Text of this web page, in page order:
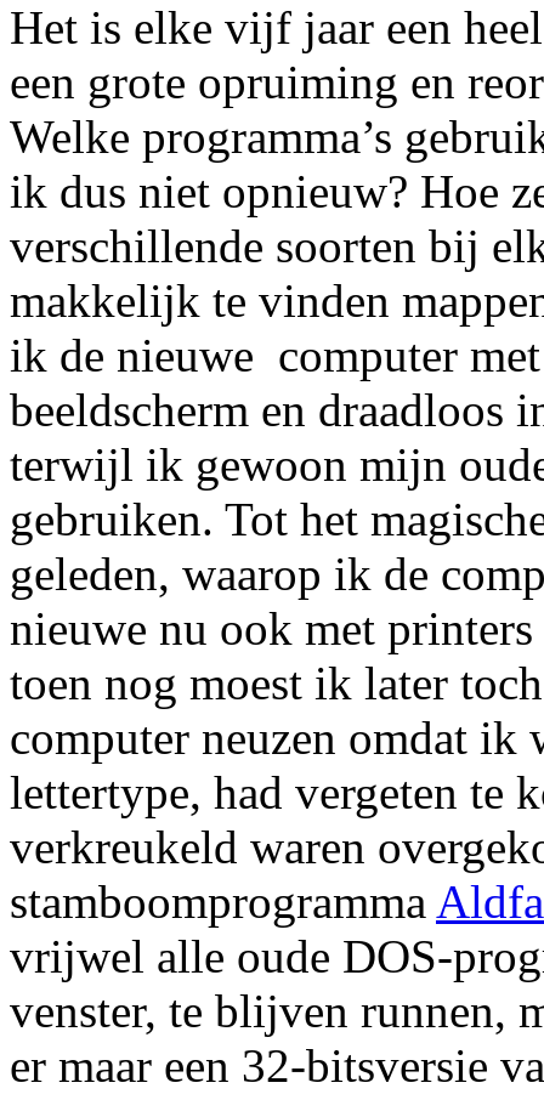
Het is elke vijf jaar een
een grote opruiming en
Welke programma’s
ik dus niet opnieuw? Hoe
verschillende soorten bij
makkelijk te vinden
ik de nieuwe computer
beeldscherm en draadloos
terwijl ik gewoon mijn
gebruiken. Tot het
geleden, waarop ik de
nieuwe nu ook met
toen nog moest ik later
computer neuzen omdat ik
lettertype, had vergeten te
verkreukeld waren
stamboomprogramma
vrijwel alle oude DOS-
venster, te blijven runnen,
er maar een 32-bitsversie